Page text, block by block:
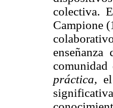
colectiva.
Campione
práctica,